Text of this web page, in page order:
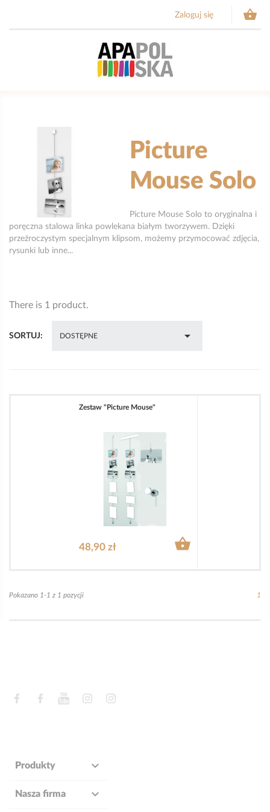
Zaloguj się 
Picture
Mouse Solo
Picture Mouse Solo to oryginalna i
poręczna stalowa linka powlekana białym tworzywem. Dzięki
przeźroczystym specjalnym klipsom, możemy przymocować zdjęcia,
rysunki lub inne...
There is 1 product.
SORTUJ: DOSTĘPNE 
Zestaw "Picture Mouse"
48,90 zł 
Pokazano 1-1 z 1 pozycji 1
FacebookFacebookYouTubeInstagram
Produkty 
Nasza firma 